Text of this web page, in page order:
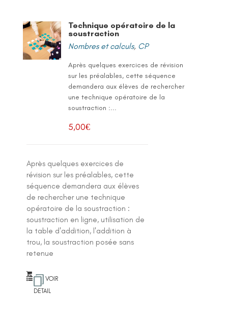
Technique opératoire de la
soustraction
Nombres et calculs, CP
Après quelques exercices de révision
sur les préalables, cette séquence
demandera aux élèves de rechercher
une technique opératoire de la
soustraction :...
5,00€
Après quelques exercices de
révision sur les préalables, cette
séquence demandera aux élèves
de rechercher une technique
opératoire de la soustraction :
soustraction en ligne, utilisation de
la table d'addition, l'addition à
trou, la soustraction posée sans
retenue
VOIR
DETAIL